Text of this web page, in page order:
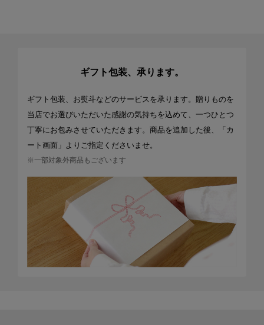
ギフト包装、承ります。
ギフト包装、お熨斗などのサービスを承ります。贈りものを
当店でお選びいただいた感謝の気持ちを込めて、一つひとつ
丁寧にお包みさせていただきます。商品を追加した後、「カ
ート画面」よりご指定くださいませ。
※一部対象外商品もございます